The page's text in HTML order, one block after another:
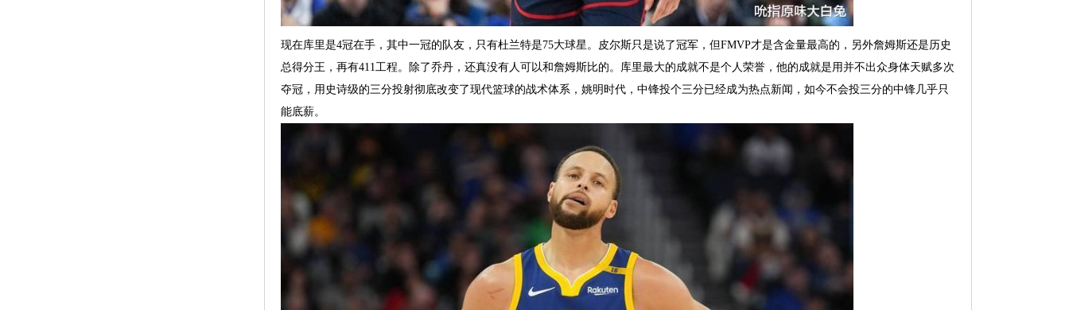
现在库里是4冠在手，其中一冠的队友，只有杜兰特是75大球星。皮尔斯只是说了冠军，但FMVP才是含金量最高的，另外詹姆斯还是历史
总得分王，再有411工程。除了乔丹，还真没有人可以和詹姆斯比的。库里最大的成就不是个人荣誉，他的成就是用并不出众身体天赋多次
夺冠，用史诗级的三分投射彻底改变了现代篮球的战术体系，姚明时代，中锋投个三分已经成为热点新闻，如今不会投三分的中锋几乎只
能底薪。